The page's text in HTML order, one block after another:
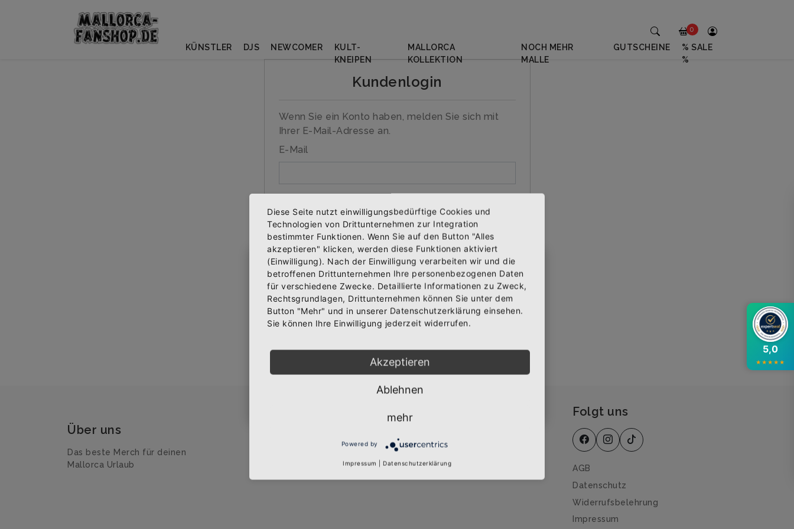
Kundenlogin
Wenn Sie ein Konto haben, melden Sie sich mit
Ihrer E-Mail-Adresse an.
E-Mail
Passwort vergessen?
ANMELDEN
Don't have an account?Ein Konto erstellen
Über uns
Das beste Merch für deinen
Mallorca Urlaub
Widerruf Folgt uns
AGB
Datenschutz
Widerrufsbelehrung
Impressum
Abonniere jetzt unseren Newsletter
Bekomme die aktuellsten News über neue Produkte und
zudem einen 10% Gutschein für deine nächste
Bestellung.
Abonnieren
0
KÜNSTLER DJS NEWCOMER
KULT-
KNEIPEN
MALLORCA
KOLLEKTION
NOCH MEHR
MALLE
GUTSCHEINE
% SALE
%
5,0
★★★★★
Diese Seite nutzt einwilligungsbedürftige Cookies und
Technologien von Drittunternehmen zur Integration
bestimmter Funktionen. Wenn Sie auf den Button "Alles
akzeptieren" klicken, werden diese Funktionen aktiviert
(Einwilligung). Nach der Einwilligung verarbeiten wir und die
betroffenen Drittunternehmen Ihre personenbezogenen Daten
für verschiedene Zwecke. Detaillierte Informationen zu Zweck,
Rechtsgrundlagen, Drittunternehmen können Sie unter dem
Button "Mehr" und in unserer Datenschutzerklärung einsehen.
Sie können Ihre Einwilligung jederzeit widerrufen.
Akzeptieren
Ablehnen
mehr
Powered by
Impressum | Datenschutzerklärung